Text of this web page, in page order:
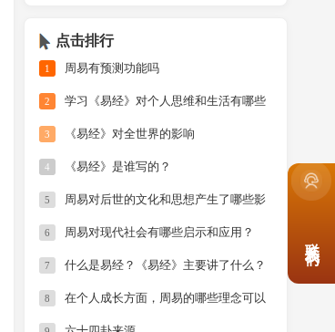
点击排行
1 周易有预测功能吗
2
学习《易经》对个人思维和生活有哪些
3 《易经》对全世界的影响
4 《易经》是谁写的？
5
周易对后世的文化和思想产生了哪些影
6 周易对现代社会有哪些启示和应用？
7 什么是易经？《易经》主要讲了什么？
8
在个人成长方面，周易的哪些理念可以